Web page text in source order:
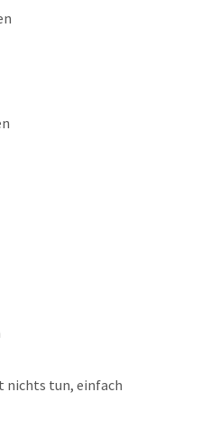
nichts tun, einfach